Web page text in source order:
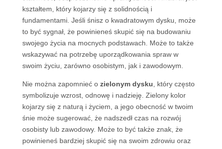
kształtem, który kojarzy się z solidnością i
fundamentami. Jeśli śnisz o kwadratowym dysku, może
to być sygnał, że powinieneś skupić się na budowaniu
swojego życia na mocnych podstawach. Może to także
wskazywać na potrzebę uporządkowania spraw w
swoim życiu, zarówno osobistym, jak i zawodowym.
Nie można zapomnieć o zielonym dysku , który często
symbolizuje wzrost, odnowę i nadzieję. Zielony kolor
kojarzy się z naturą i życiem, a jego obecność w twoim
śnie może sugerować, że nadszedł czas na rozwój
osobisty lub zawodowy. Może to być także znak, że
powinieneś bardziej skupić się na swoim zdrowiu oraz